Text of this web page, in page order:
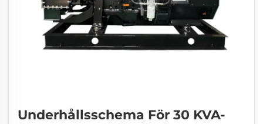
Underhållsschema För 30 KVA-